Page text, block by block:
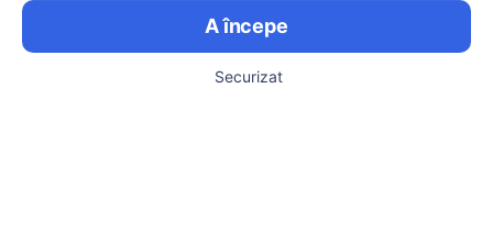
A începe
Securizat